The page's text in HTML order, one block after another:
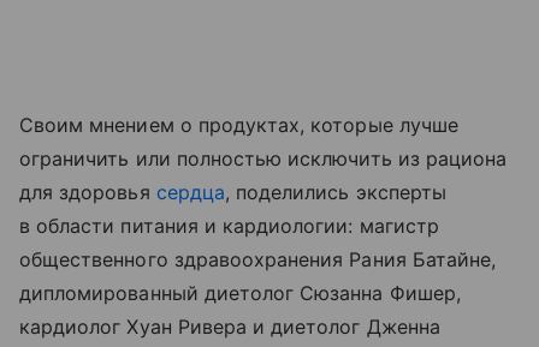
Своим мнением о продуктах, которые лучше
ограничить или полностью исключить из рациона
для здоровья сердца, поделились эксперты
в области питания и кардиологии: магистр
общественного здравоохранения Рания Батайне,
дипломированный диетолог Сюзанна Фишер,
кардиолог Хуан Ривера и диетолог Дженна